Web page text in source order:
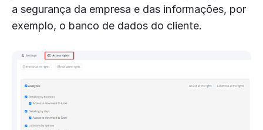
a segurança da empresa e das informações, por
exemplo, o banco de dados do cliente.